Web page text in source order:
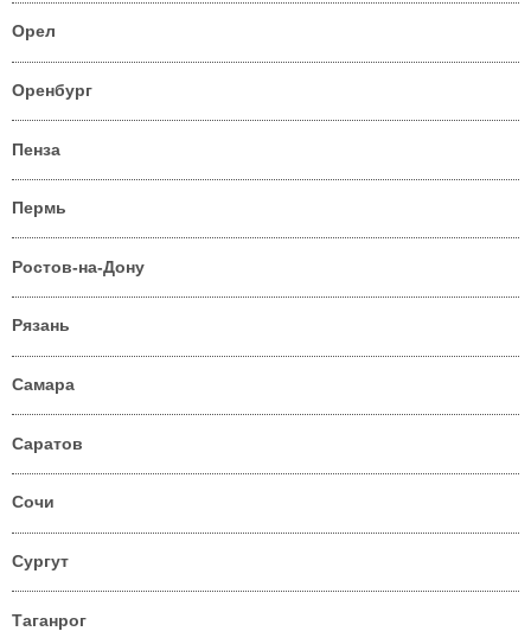
Орел
Оренбург
Пенза
Пермь
Ростов-на-Дону
Рязань
Самара
Саратов
Сочи
Сургут
Таганрог